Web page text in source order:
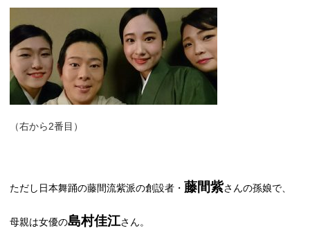
（右から2番目）
ただし日本舞踊の藤間流紫派の創設者・ 藤間紫さんの孫娘で、
母親は女優の島村佳江さん。